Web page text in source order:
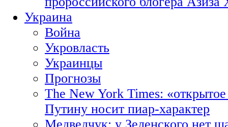
Украина
Война
Укровласть
Украинцы
Прогнозы
The New York Times:
Путину носит пиар-характер